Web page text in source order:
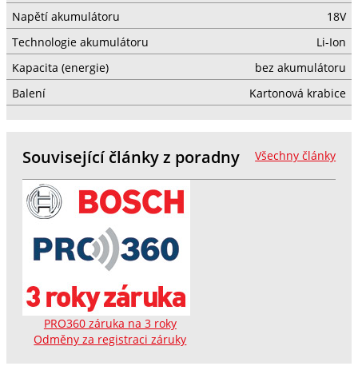
Napětí akumulátoru
18V
Technologie akumulátoru
Li-Ion
Kapacita (energie)
bez akumulátoru
Balení
Kartonová krabice
Všechny články
Související články z poradny
PRO360 záruka na 3 roky
Odměny za registraci záruky